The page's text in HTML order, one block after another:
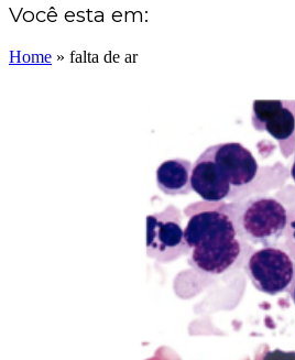
Você esta em:
Home » falta de ar